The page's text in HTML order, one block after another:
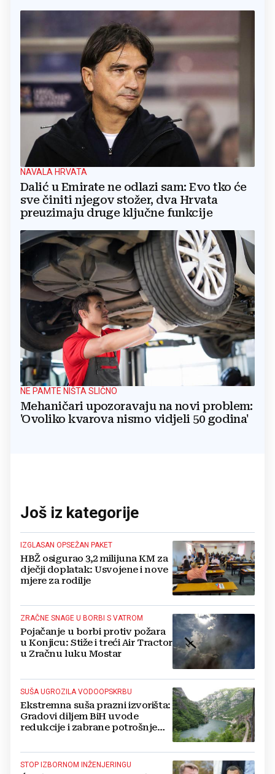
NAVALA HRVATA
Dalić u Emirate ne odlazi sam: Evo tko će
sve činiti njegov stožer, dva Hrvata
preuzimaju druge ključne funkcije
NE PAMTE NIŠTA SLIČNO
Mehaničari upozoravaju na novi problem:
'Ovoliko kvarova nismo vidjeli 50 godina'
Još iz kategorije
IZGLASAN OPSEŽAN PAKET
HBŽ osigurao 3,2 milijuna KM za
dječji doplatak: Usvojene i nove
mjere za rodilje
ZRAČNE SNAGE U BORBI S VATROM
Pojačanje u borbi protiv požara
u Konjicu: Stiže i treći Air Tractor
u Zračnu luku Mostar
SUŠA UGROZILA VODOOPSKRBU
Ekstremna suša prazni izvorišta:
Gradovi diljem BiH uvode
redukcije i zabrane potrošnje
STOP IZBORNOM INŽENJERINGU